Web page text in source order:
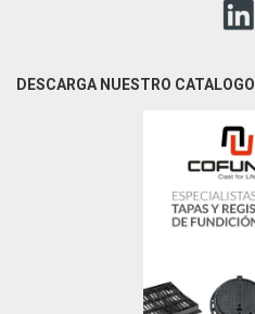
DESCARGA NUESTRO CATALOGO